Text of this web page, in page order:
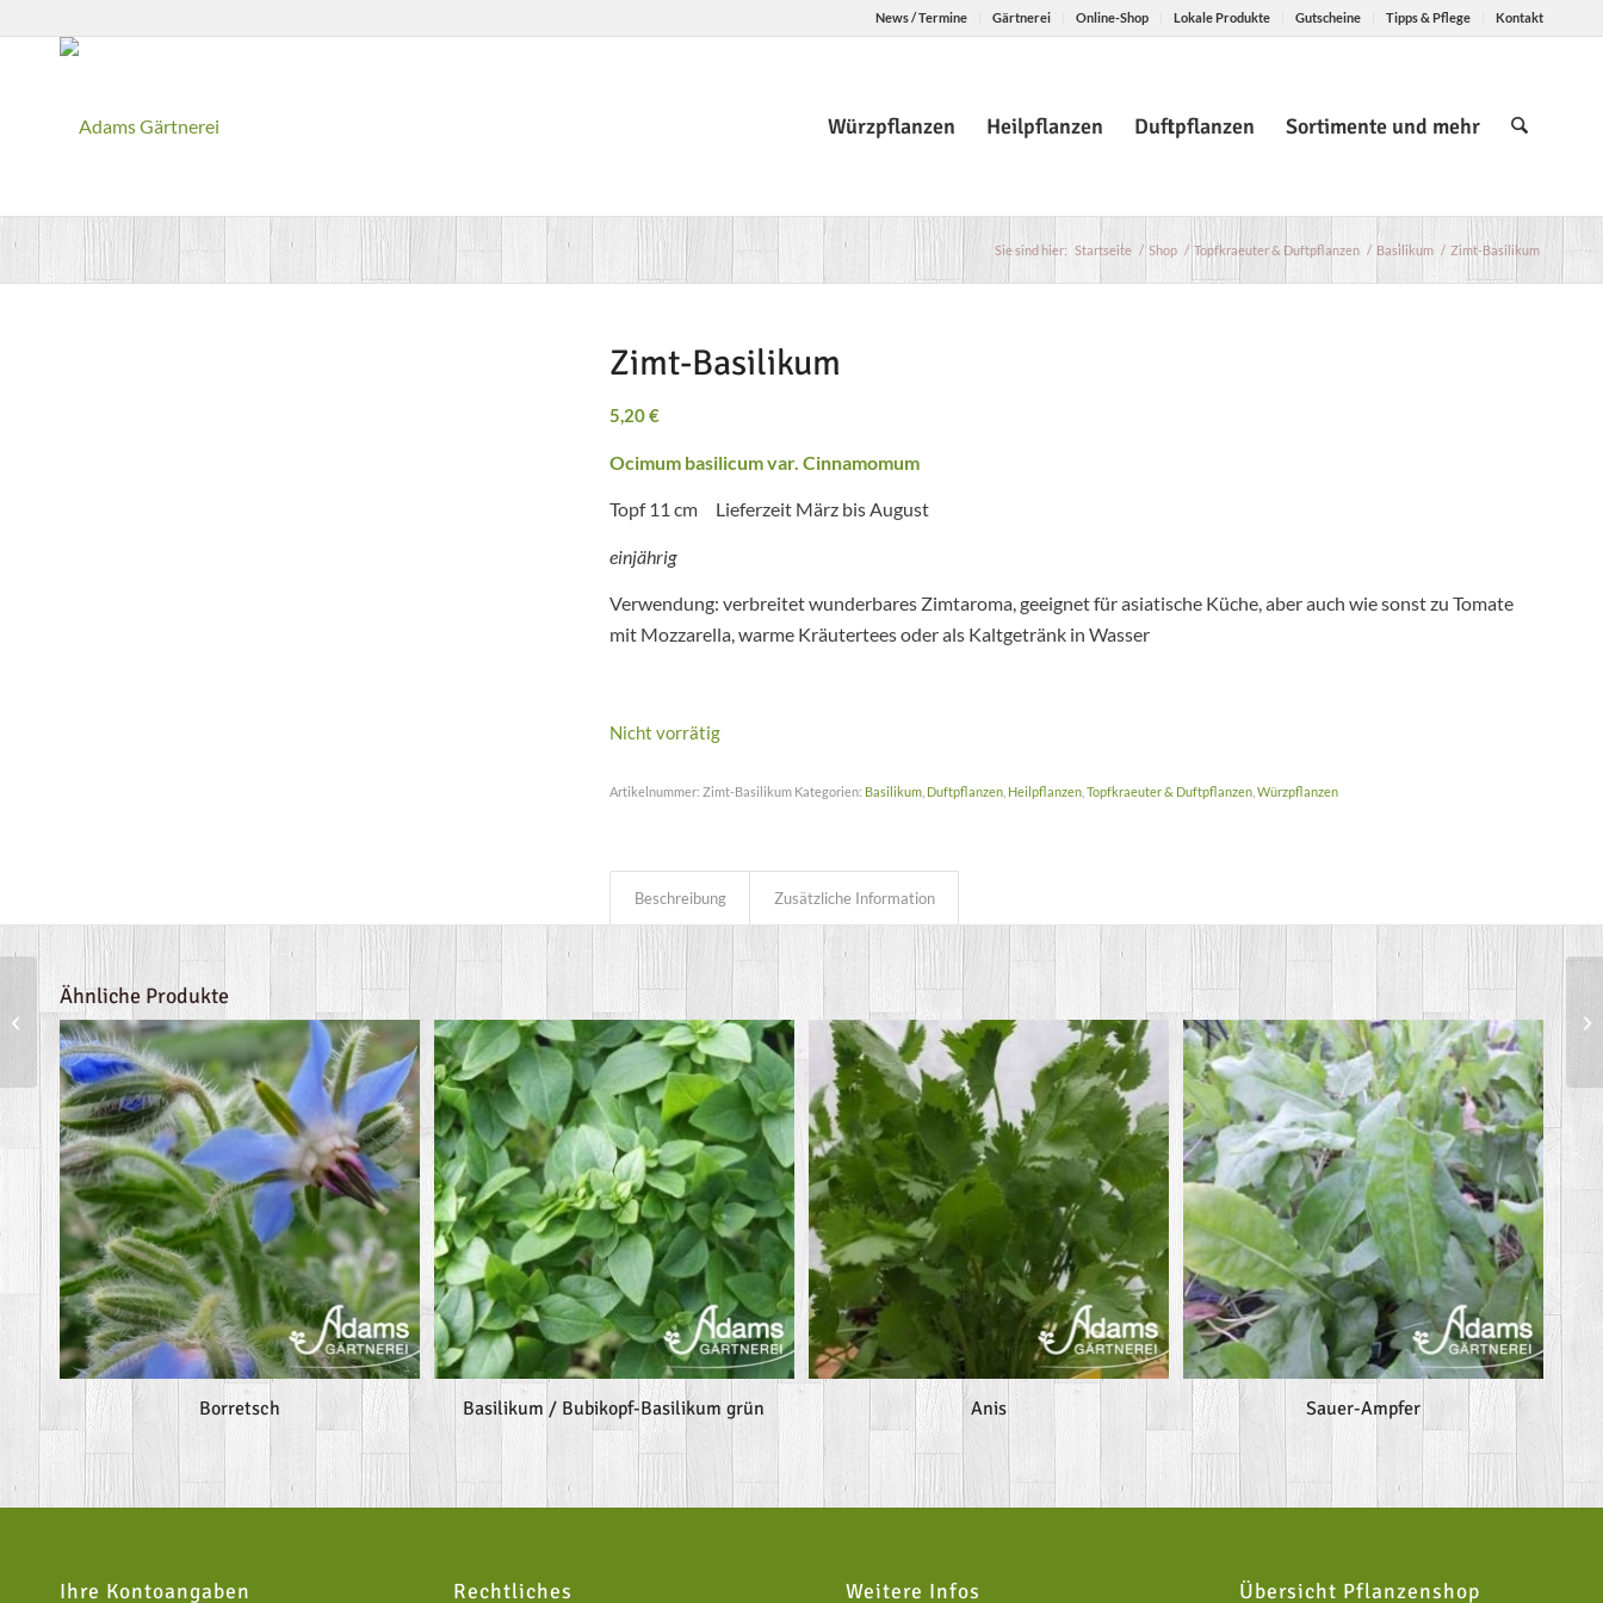
News / Termine Gärtnerei Online-Shop Lokale Produkte Gutscheine Tipps & Pflege Kontakt
Würzpflanzen Heilpflanzen Duftpflanzen Sortimente und mehr
Sie sind hier: Startseite / Shop / Topfkraeuter & Duftpflanzen / Basilikum / Zimt-Basilikum
Zimt-Basilikum
5,20€
Ocimum basilicum var. Cinnamomum
Topf 11 cm Lieferzeit März bis August
einjährig
Verwendung: verbreitet wunderbares Zimtaroma, geeignet für asiatische Küche, aber auch wie sonst zu Tomate
mit Mozzarella, warme Kräutertees oder als Kaltgetränk in Wasser
Nicht vorrätig
Artikelnummer: Zimt-Basilikum Kategorien: Basilikum, Duftpflanzen, Heilpflanzen, Topfkraeuter & Duftpflanzen, Würzpflanzen
Beschreibung Zusätzliche Information
Ähnliche Produkte
Borretsch Basilikum / Bubikopf-Basilikum grün Anis Sauer-Ampfer
Ihre Kontoangaben Rechtliches Weitere Infos Übersicht Pflanzenshop
Tulsi-Basilikum, wildes
Basilikum